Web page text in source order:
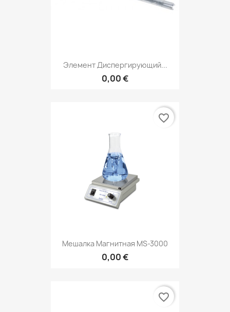
Элемент Диспергирующий...
0,00 €
Мешалка Магнитная MS-3000
0,00 €
favorite_border
favorite_border